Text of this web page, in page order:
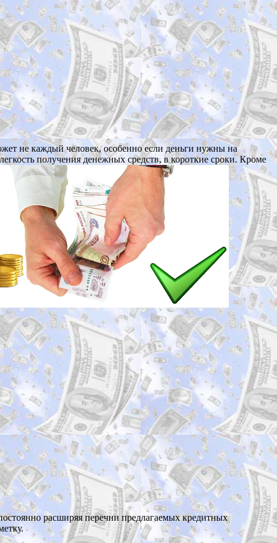
не каждый человек, особенно если деньги нужны на
получения денежных средств, в короткие сроки. Кроме
расширяя перечни предлагаемых кредитных